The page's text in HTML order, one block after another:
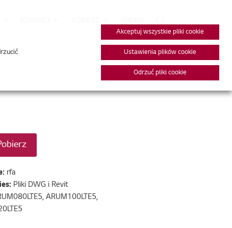
rfa
Pliki DWG i Revit
ARUM100LTE5,
Akceptuj wszystkie pliki cookie
Ustawienia plików cookie
Odrzuć pliki cookie